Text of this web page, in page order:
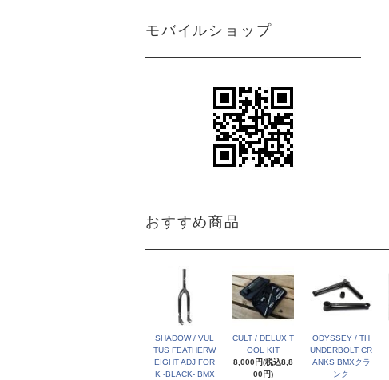
モバイルショップ
おすすめ商品
SHADOW / VUL
TUS FEATHERW
EIGHT ADJ FOR
K -BLACK- BMX
CULT / DELUX T
OOL KIT
8,000円(税込8,8
00円)
ODYSSEY / TH
UNDERBOLT CR
ANKS BMXクラ
ンク